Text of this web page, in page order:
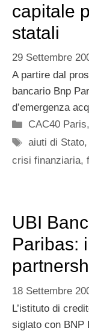
capitale
statali
29 Settembre
A partire dal
bancario Bnp
d’emergenza
Categorie
CAC40 Paris,
Tag
aiuti di Stato
crisi finanziaria,
UBI
Paribas:
18 Settembre
L’istituto di
siglato con BNP